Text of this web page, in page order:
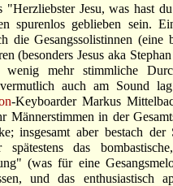
"Herzliebster Jesu, was hast
spurenlos geblieben sein.
die Gesangssolistinnen (eine
(besonders Jesus aka
mehr stimmliche
auch am Sound
-Keyboarder Markus
Männerstimmen in der
insgesamt aber bestach der
spätestens das
(was für eine
und das enthusiastisch